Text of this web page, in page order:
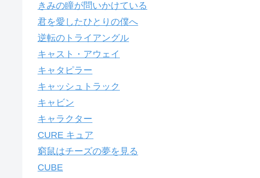
きみの瞳が問いかけている
君を愛したひとりの僕へ
逆転のトライアングル
キャスト・アウェイ
キャタピラー
キャッシュトラック
キャビン
キャラクター
CURE キュア
窮鼠はチーズの夢を見る
CUBE